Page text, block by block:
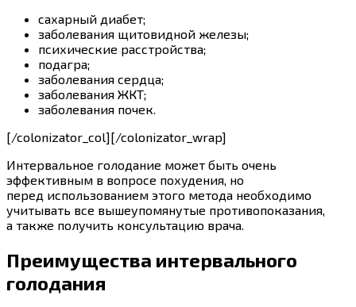
сахарный диабет;
заболевания щитовидной железы;
психические расстройства;
подагра;
заболевания сердца;
заболевания ЖКТ;
заболевания почек.
[/colonizator_col][/colonizator_wrap]
Интервальное голодание может быть очень
эффективным в вопросе похудения, но
перед использованием этого метода необходимо
учитывать все вышеупомянутые противопоказания,
а также получить консультацию врача.
Преимущества интервального
голодания